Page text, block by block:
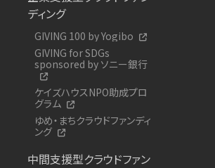
ディング
GIVING 100 by Yogibo
GIVING for SDGs
sponsored by ソニー銀行
ケイズハウスNPO助成プロ
グラム
ゆめ・まちクラウドファンディ
ング
中間支援型クラウドファン